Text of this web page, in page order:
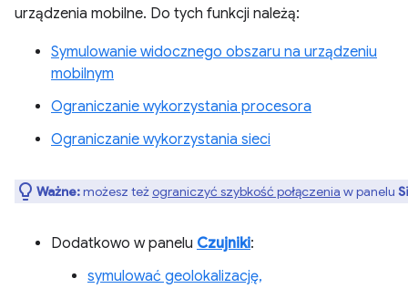
urządzenia mobilne. Do tych funkcji należą:
Symulowanie widocznego obszaru na urządzeniu
mobilnym
Ograniczanie wykorzystania procesora
Ograniczanie wykorzystania sieci
Ważne:możesz teżograniczyć szybkość połączenia w panelu
Dodatkowo w panelu Czujniki:
symulować geolokalizację,